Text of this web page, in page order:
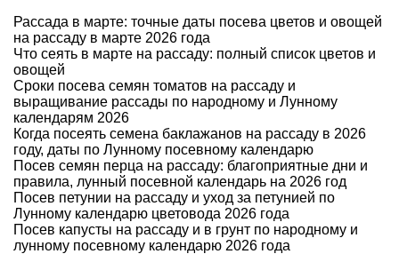
Рассада в марте: точные даты посева цветов и овощей
на рассаду в марте 2026 года
Что сеять в марте на рассаду: полный список цветов и
овощей
Сроки посева семян томатов на рассаду и
выращивание рассады по народному и Лунному
календарям 2026
Когда посеять семена баклажанов на рассаду в 2026
году, даты по Лунному посевному календарю
Посев семян перца на рассаду: благоприятные дни и
правила, лунный посевной календарь на 2026 год
Посев петунии на рассаду и уход за петунией по
Лунному календарю цветовода 2026 года
Посев капусты на рассаду и в грунт по народному и
лунному посевному календарю 2026 года